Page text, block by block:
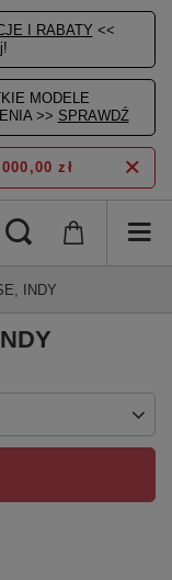
I RABATY <<
MODELE
>> SPRAWDŹ
zł
INDY